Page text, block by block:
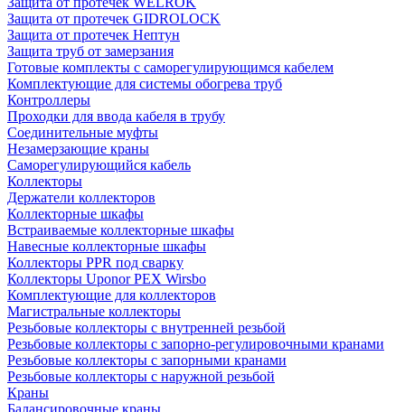
Защита от протечек GIDROLOCK
Защита от протечек Нептун
Защита труб от замерзания
Готовые комплекты с саморегулирующимся кабелем
Комплектующие для системы обогрева труб
Контроллеры
Проходки для ввода кабеля в трубу
Соединительные муфты
Незамерзающие краны
Саморегулирующийся кабель
Коллекторы
Держатели коллекторов
Коллекторные шкафы
Встраиваемые коллекторные шкафы
Навесные коллекторные шкафы
Коллекторы PPR под сварку
Коллекторы Uponor PEX Wirsbo
Комплектующие для коллекторов
Магистральные коллекторы
Резьбовые коллекторы с внутренней резьбой
Резьбовые коллекторы с запорно-регулировочными кранами
Резьбовые коллекторы с запорными кранами
Резьбовые коллекторы с наружной резьбой
Краны
Балансировочные краны